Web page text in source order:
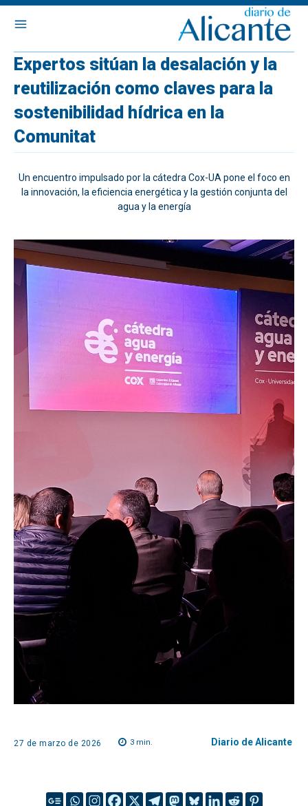
Expertos sitúan la desalación y la
reutilización como claves para la
sostenibilidad hídrica en la
Comunitat
Un encuentro impulsado por la cátedra Cox-UA pone el foco en
la innovación, la eficiencia energética y la gestión conjunta del
agua y la energía
27 de marzo de 2026 3min. Diario de Alicante